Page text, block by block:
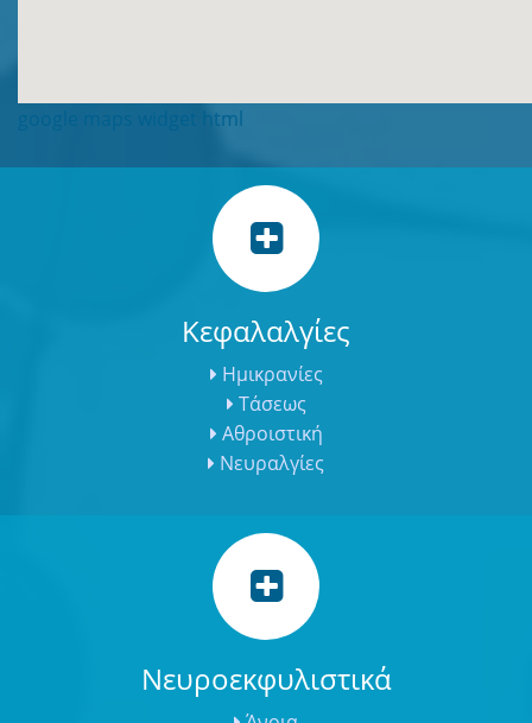
google maps widget html
Κεφαλαλγίες
Ημικρανίες
Τάσεως
Αθροιστική
Νευραλγίες
Νευροεκφυλιστικά